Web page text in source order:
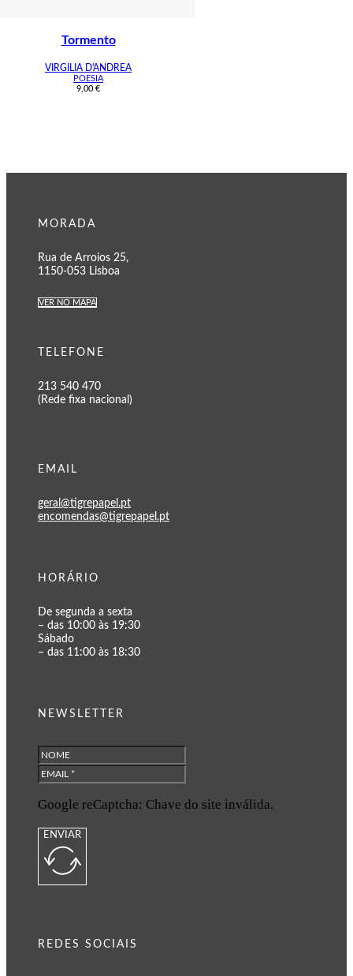
Tormento
VIRGILIA D'ANDREA
POESIA
9,00 €
MORADA
Rua de Arroios 25,
1150-053 Lisboa
VER NO MAPA
TELEFONE
213 540 470
(Rede fixa nacional)
EMAIL
geral@tigrepapel.pt
encomendas@tigrepapel.pt
HORÁRIO
De segunda a sexta
– das 10:00 às 19:30
Sábado
– das 11:00 às 18:30
NEWSLETTER
Google reCaptcha: Chave do site inválida.
ENVIAR
REDES SOCIAIS